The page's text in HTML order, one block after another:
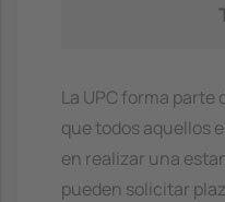
La UPC forma parte
que todos aquellos
en realizar una
pueden solicitar